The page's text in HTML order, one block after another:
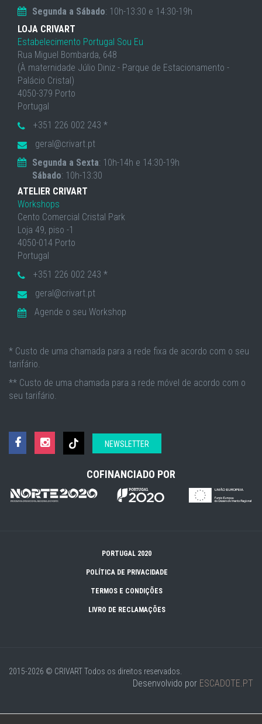
Segunda a Sábado: 10h-13:30 e 14:30-19h
LOJA CRIVART
Estabelecimento Portugal Sou Eu
Rua Miguel Bombarda, 648
(À maternidade Júlio Diniz - Parque de Estacionamento -
Palácio Cristal)
4050-379 Porto
Portugal
+351 226 002 243 *
geral@crivart.pt
Segunda a Sexta: 10h-14h e 14:30-19h
Sábado: 10h-13:30
ATELIER CRIVART
Workshops
Cento Comercial Cristal Park
Loja 49, piso -1
4050-014 Porto
Portugal
+351 226 002 243 *
geral@crivart.pt
Agende o seu Workshop
* Custo de uma chamada para a rede fixa de acordo com o seu
tarifário.
** Custo de uma chamada para a rede móvel de acordo com o
seu tarifário.
NEWSLETTER
COFINANCIADO POR
PORTUGAL 2020
POLÍTICA DE PRIVACIDADE
TERMOS E CONDIÇÕES
LIVRO DE RECLAMAÇÕES
2015-2026 © CRIVARTTodos os direitos reservados.
Desenvolvido por ESCADOTE.PT